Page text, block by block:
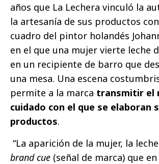
años que La Lechera vinculó la
la artesanía de sus productos
cuadro del pintor holandés
en el que una mujer vierte leche
en un recipiente de barro que
una mesa. Una escena
permite a la marca transmitir el
cuidado con el que se elaboran
productos.
“La aparición de la mujer, la
brand cue (señal de marca) que